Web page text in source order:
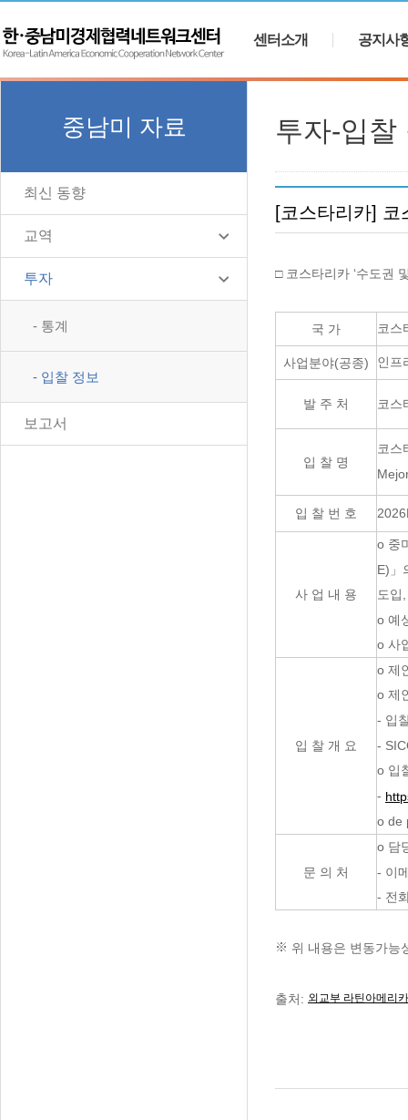
센터소개 공지사
중남미 자료
최신 동향
교역
투자
- 통계
- 입찰 정보
보고서
투자-입찰
[코스타리카] 코
□ 코스타리카 ‘수도권
국 가 코스
사업분야(공종) 인프
발 주 처 코스
입 찰 명
코스
입 찰 번 호
사 업 내 용
o 중
E)」
도입
o 예
o 사
입 찰 개 요
o 제
o 제
- 입
-
o 입
-
o de
문 의 처
o 담
- 이
- 전
※ 위 내용은 변동가능
출처: 외교부 라틴아메리